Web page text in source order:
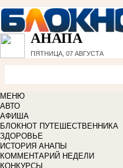
АНАПА
ПЯТНИЦА, 07 АВГУСТА
МЕНЮ
АВТО
АФИША
БЛОКНОТ ПУТЕШЕСТВЕННИКА
ЗДОРОВЬЕ
ИСТОРИЯ АНАПЫ
КОММЕНТАРИЙ НЕДЕЛИ
КОНКУРСЫ